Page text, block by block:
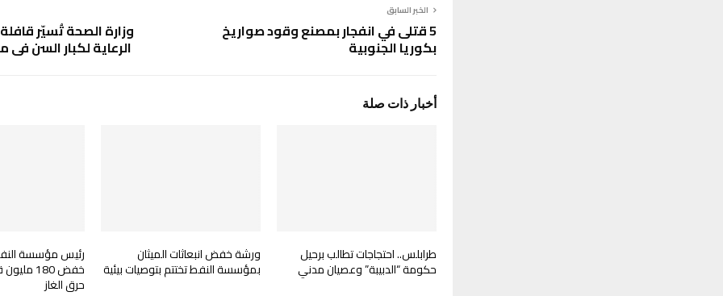
الخبر السابق
5 قتلى في انفجار بمصنع وقود صواريخ
بكوريا الجنوبية
وزارة الصحة تُسيّر
الرعاية لكبار السن في
أخبار ذات صلة
طرابلس.. احتجاجات تطالب برحيل
حكومة “الدبيبة” وعصيان مدني
ورشة خفض انبعاثات الميثان
بمؤسسة النفط تختتم بتوصيات بيئية
رئيس مؤسسة
خفض
حرق الغاز